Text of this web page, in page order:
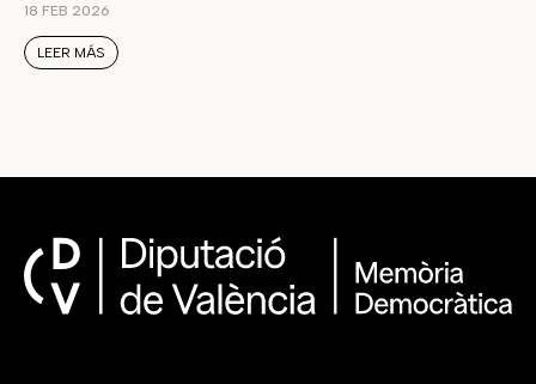
18 FEB 2026
LEER MÁS